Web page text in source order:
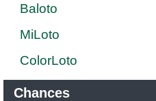
Baloto
MiLoto
ColorLoto
Chances